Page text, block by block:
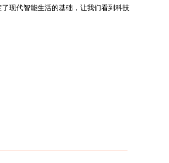
现代智能生活的基础，让我们看到科技